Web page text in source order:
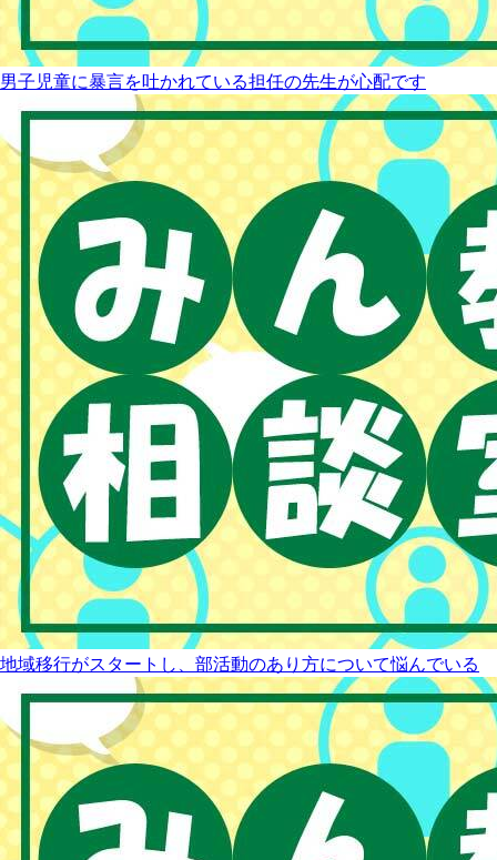
男子児童に暴言を吐かれている担任の先生が心配です
地域移行がスタートし、部活動のあり方について悩んでいる